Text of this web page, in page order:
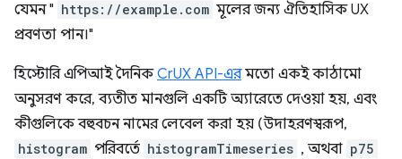
যেমন " https://example.com মূলের জন্য ঐতিহাসিক UX
প্রবণতা পান।"
হিস্টোরি এপিআই দৈনিকCrUX API-এরমতো একই কাঠামো
অনুসরণ করে, ব্যতীত মানগুলি একটি অ্যারেতে দেওয়া হয়, এবং
কীগুলিকে বহুবচন নামের লেবেল করা হয় (উদাহরণস্বরূপ,
histogram পরিবর্তে histogramTimeseries , অথবা p75